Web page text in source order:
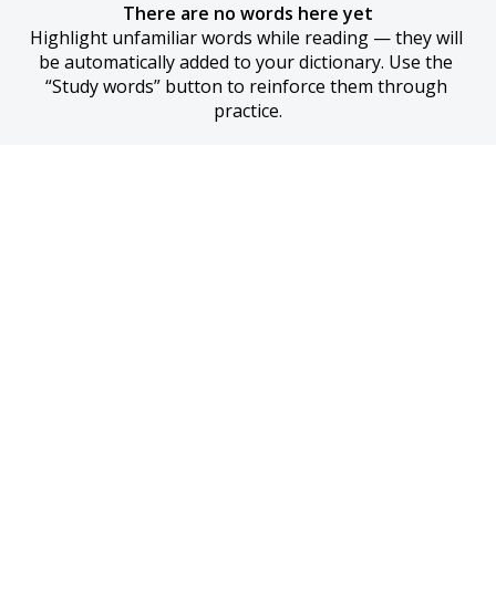
There are no words here yet
Highlight unfamiliar words while reading — they will
be automatically added to your dictionary. Use the
“Study words” button to reinforce them through
practice.